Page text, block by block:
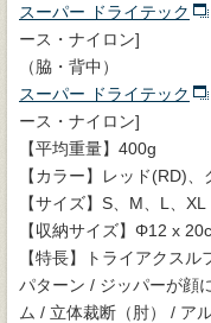
スーパー ドライテック
ース・ナイロン]
（脇・背中）
スーパー ドライテック
ース・ナイロン]
【平均重量】400g
【カラー】レッド(RD)
【サイズ】S、M、L、XL
【収納サイズ】Φ12 x
【特長】トライアクス
パターン / ジッパーが顔
ム / 立体裁断（肘） / ア